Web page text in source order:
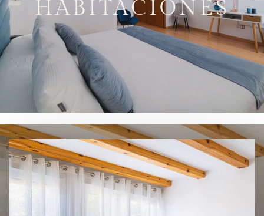
HABITACIONES